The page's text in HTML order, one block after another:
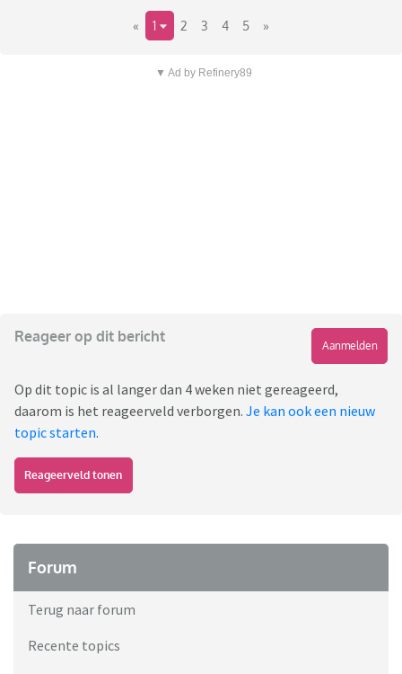
« 1 2 3 4 5 »
▼ Ad by Refinery89
Reageer op dit bericht
Aanmelden
Op dit topic is al langer dan 4 weken niet gereageerd,
daarom is het reageerveld verborgen. Je kan ook een nieuw
topic starten.
Reageerveld tonen
Forum
Terug naar forum
Recente topics